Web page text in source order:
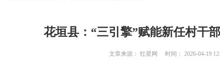
花垣县：“三引擎”赋能新任村干
文章来源： 红星网 时间： 2026-04-19